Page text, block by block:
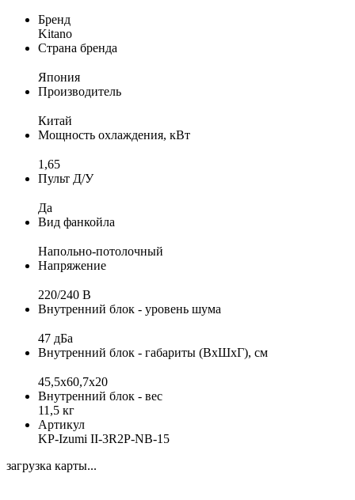
Бренд
Kitano
Страна бренда
Япония
Производитель
Китай
Мощность охлаждения, кВт
1,65
Пульт Д/У
Да
Вид фанкойла
Напольно-потолочный
Напряжение
220/240 B
Внутренний блок - уровень шума
47 дБа
Внутренний блок - габариты (ВхШхГ), см
45,5х60,7х20
Внутренний блок - вес
11,5 кг
Артикул
KP-Izumi II-3R2P-NB-15
загрузка карты...